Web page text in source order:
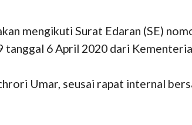
mengikuti Surat Edaran (SE)
6 April 2020 dari
Umar, seusai rapat internal